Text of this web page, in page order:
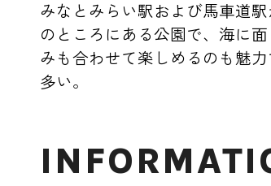
みなとみらい駅および馬車道
のところにある公園で、海に
みも合わせて楽しめるのも魅
多い。